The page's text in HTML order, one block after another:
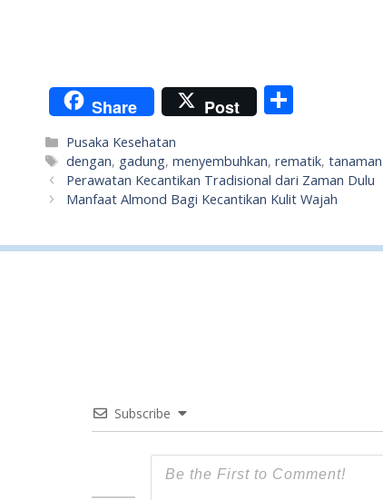
Share Post
ar
e
Categories
Pusaka Kesehatan
Tags
dengan, gadung,menyembuhkan,rematik,tanaman
Perawatan Kecantikan Tradisional dari Zaman Dulu
Manfaat Almond Bagi Kecantikan Kulit Wajah
Subscribe